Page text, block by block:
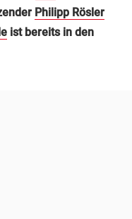
Philipp Rösler
ist bereits in den